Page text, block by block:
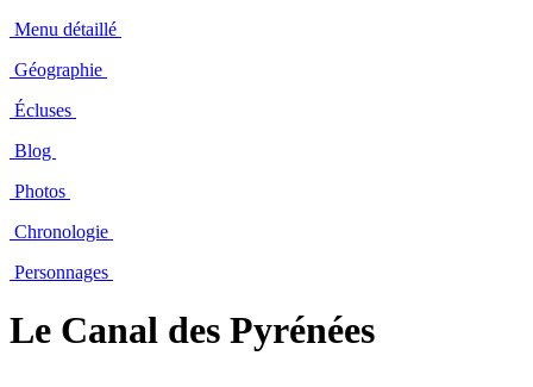
Menu détaillé
Géographie
Écluses
Blog
Photos
Chronologie
Personnages
Le Canal des Pyrénées